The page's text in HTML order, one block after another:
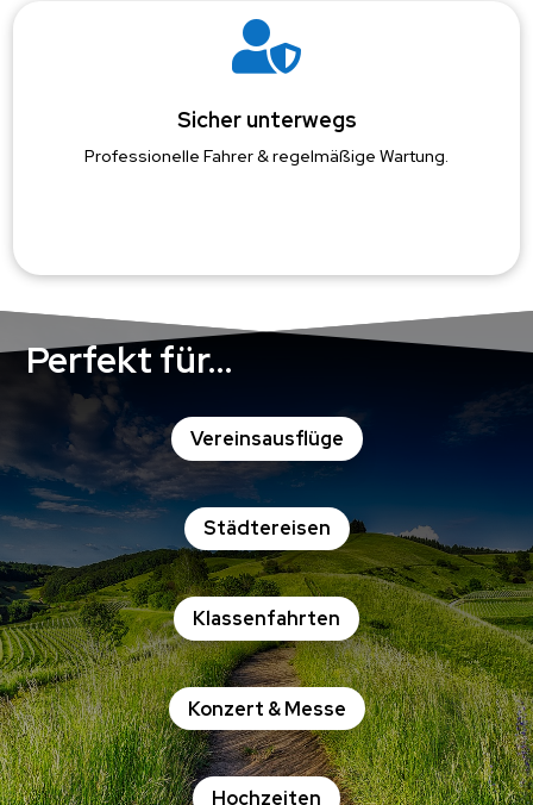

Sicher unterwegs
Professionelle Fahrer & regelmäßige Wartung.
Perfekt für…
Vereinsausflüge
Städtereisen
Klassenfahrten
Konzert & Messe
Hochzeiten